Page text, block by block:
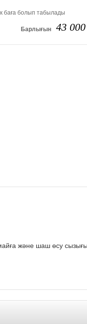
баға болып табылады
Барлығын 43 000
және шаш өсу